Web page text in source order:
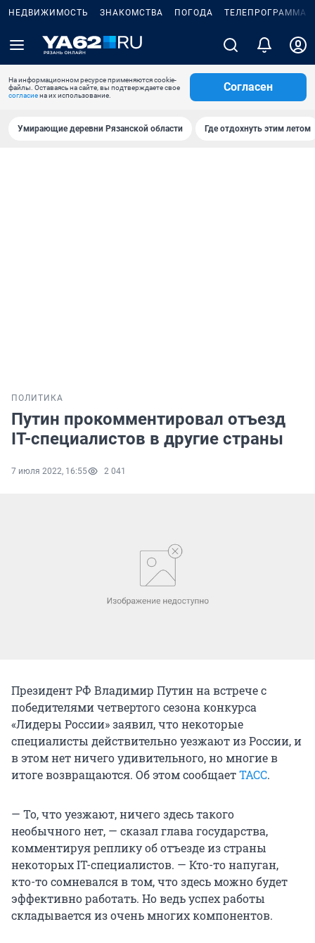
НЕДВИЖИМОСТЬ ЗНАКОМСТВА ПОГОДА ТЕЛЕПРОГРАММА
На информационном ресурсе применяются cookie-
файлы. Оставаясь на сайте, вы подтверждаете свое
согласиена их использование.
Согласен
Умирающие деревни Рязанской области Где отдохнуть этим летом
ПОЛИТИКА
Путин прокомментировал отъезд
IT-специалистов в другие страны
7 июля 2022, 16:55 2 041
Президент РФ Владимир Путин на встрече с
победителями четвертого сезона конкурса
«Лидеры России» заявил, что некоторые
специалисты действительно уезжают из России, и
в этом нет ничего удивительного, но многие в
итоге возвращаются. Об этом сообщаетТАСС.
— То, что уезжают, ничего здесь такого
необычного нет, — сказал глава государства,
комментируя реплику об отъезде из страны
некоторых IT-специалистов. — Кто-то напуган,
кто-то сомневался в том, что здесь можно будет
эффективно работать. Но ведь успех работы
складывается из очень многих компонентов.